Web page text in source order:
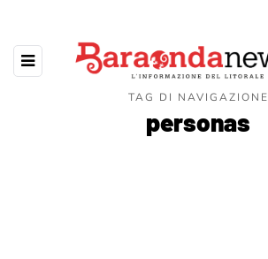
TAG DI NAVIGAZIONE
personas